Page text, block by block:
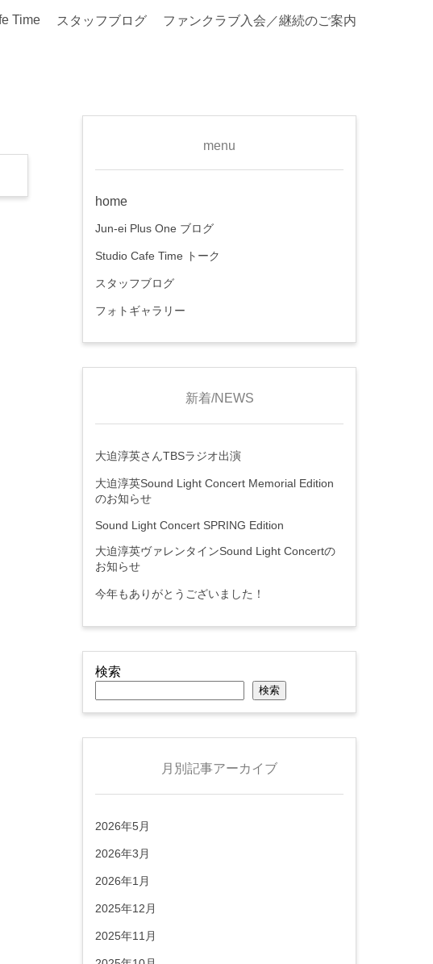
Time スタッフブログ ファンクラブ入会／継続のご案内
menu
home
Jun-ei Plus One ブログ
Studio Cafe Time トーク
スタッフブログ
フォトギャラリー
新着/NEWS
大迫淳英さんTBSラジオ出演
大迫淳英Sound Light Concert Memorial Edition
のお知らせ
Sound Light Concert SPRING Edition
大迫淳英ヴァレンタインSound Light Concertの
お知らせ
今年もありがとうございました！
検索
検索
月別記事アーカイブ
2026年5月
2026年3月
2026年1月
2025年12月
2025年11月